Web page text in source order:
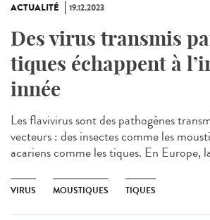
ACTUALITÉ 19.12.2023
Des virus transmis
tiques échappent à
innée
Les flavivirus sont des pathogènes
vecteurs : des insectes comme les
acariens comme les tiques. En Europe,
VIRUS MOUSTIQUES TIQUES